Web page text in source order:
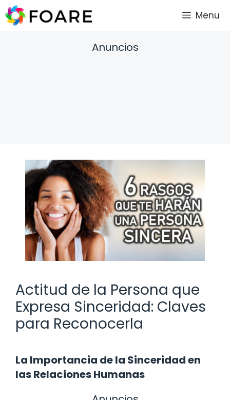
Saltar
al
Menu
Anuncios
Actitud de la Persona que
Expresa Sinceridad: Claves
para Reconocerla
La Importancia de la Sinceridad en
las Relaciones Humanas